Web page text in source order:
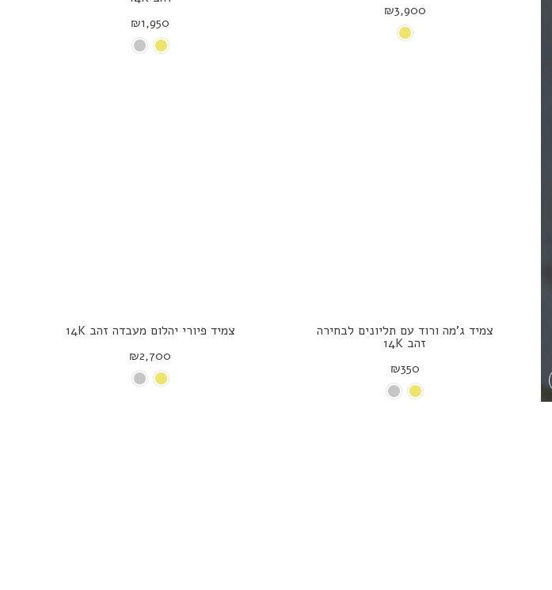
Shop the Look
₪3,900
₪1,950
צמיד ג'מה ורוד עם תליונים לבחירה
זהב 14K
₪350
צמיד פיורי יהלום מעבדה זהב 14K
₪2,700